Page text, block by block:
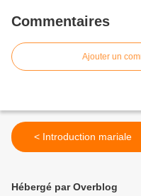
Commentaires
Ajouter un
< Introduction mariale
Hébergé par Overblog